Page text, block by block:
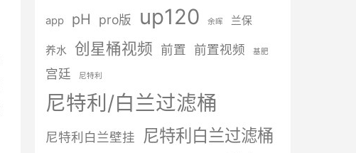
app pH pro版 up120 余晖 兰保
养水 创星桶视频 前置 前置视频 基肥
宫廷 尼特利
尼特利/白兰过滤桶
尼特利白兰壁挂 尼特利白兰过滤桶